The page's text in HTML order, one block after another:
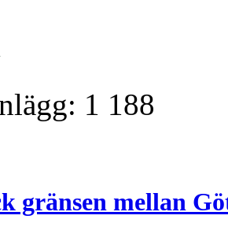
1 188
gränsen mellan